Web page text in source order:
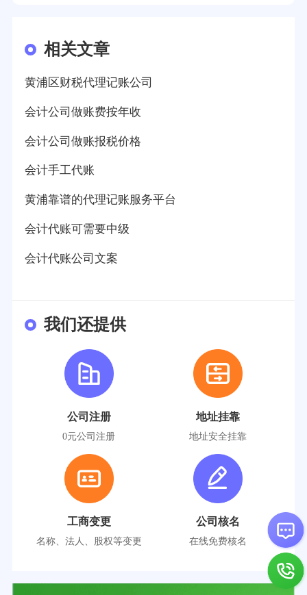
相关文章
黄浦区财税代理记账公司
会计公司做账费按年收
会计公司做账报税价格
会计手工代账
黄浦靠谱的代理记账服务平台
会计代账可需要中级
会计代账公司文案
我们还提供
公司注册
0元公司注册
地址挂靠
地址安全挂靠
工商变更
名称、法人、股权等变更
公司核名
在线免费核名